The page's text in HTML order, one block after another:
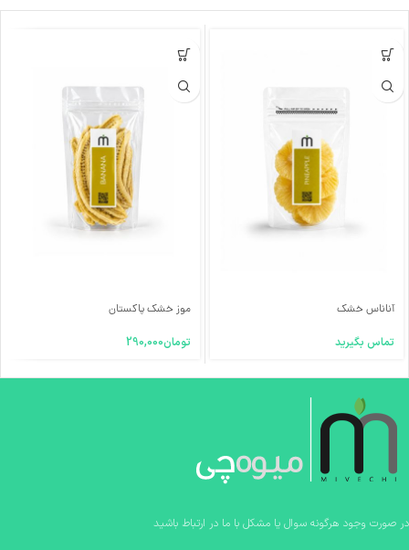
آناناس خشک
تماس بگیرید
موز خشک پاکستان
تومان290,000
در صورت وجود هرگونه سوال یا مشکل با ما در ارتباط باشید